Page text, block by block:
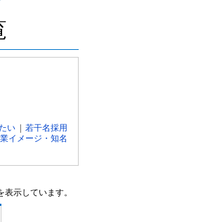
い
若干名採用
イメージ・知名
示しています。